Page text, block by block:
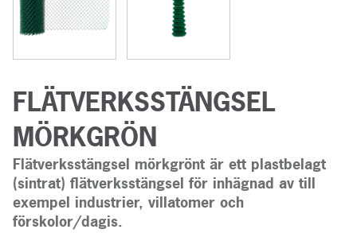
FLÄTVERKSSTÄNGSEL
MÖRKGRÖN
Flätverksstängsel mörkgrönt är ett plastbelagt
(sintrat) flätverksstängsel för inhägnad av till
exempel industrier, villatomer och
förskolor/dagis.